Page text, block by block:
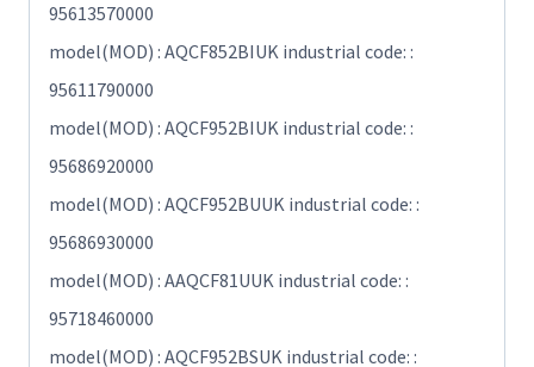
95613570000
model(MOD) : AQCF852BIUK industrial code: :
95611790000
model(MOD) : AQCF952BIUK industrial code: :
95686920000
model(MOD) : AQCF952BUUK industrial code: :
95686930000
model(MOD) : AAQCF81UUK industrial code: :
95718460000
model(MOD) : AQCF952BSUK industrial code: :